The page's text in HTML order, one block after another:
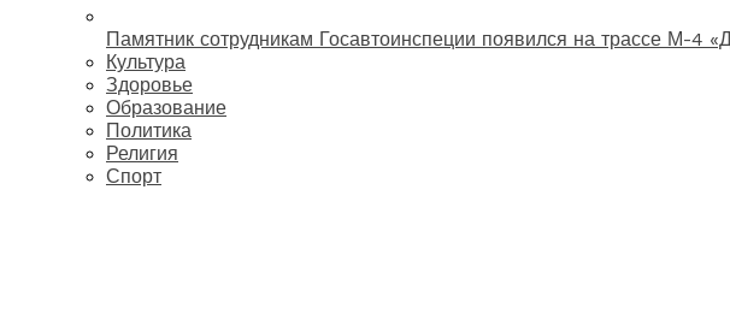
Памятник сотрудникам Госавтоинспеции появился на трассе М-4
Культура
Здоровье
Образование
Политика
Религия
Спорт